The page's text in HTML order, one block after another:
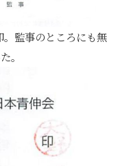
監事のところにも無
。